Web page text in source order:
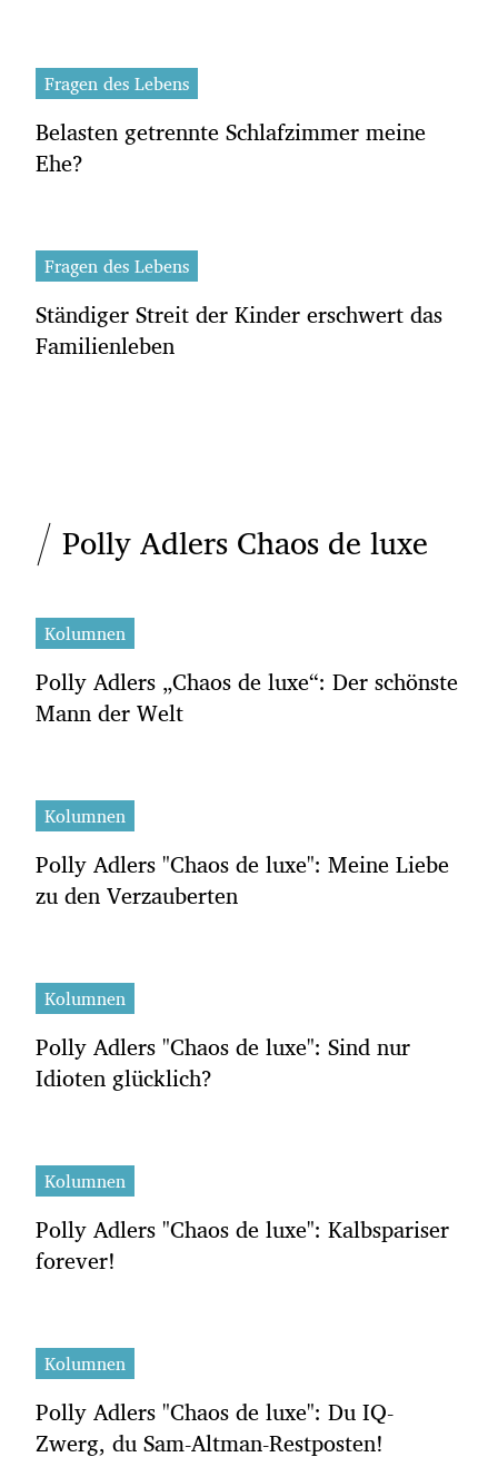
Fragen des Lebens
Belasten getrennte Schlafzimmer meine
Ehe?
Fragen des Lebens
Ständiger Streit der Kinder erschwert das
Familienleben
Polly Adlers Chaos de luxe
Kolumnen
Polly Adlers „Chaos de luxe“: Der schönste
Mann der Welt
Kolumnen
Polly Adlers "Chaos de luxe": Meine Liebe
zu den Verzauberten
Kolumnen
Polly Adlers "Chaos de luxe": Sind nur
Idioten glücklich?
Kolumnen
Polly Adlers "Chaos de luxe": Kalbspariser
forever!
Kolumnen
Polly Adlers "Chaos de luxe": Du IQ-
Zwerg, du Sam-Altman-Restposten!